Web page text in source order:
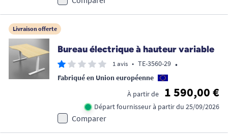
Livraison offerte
Bureau électrique à hauteur variable
1 avis • TE-3560-29 •
Fabriqué en Union européenne
À partir de
1 590,00 €
Départ fournisseur à partir du 25/09/2026
Comparer